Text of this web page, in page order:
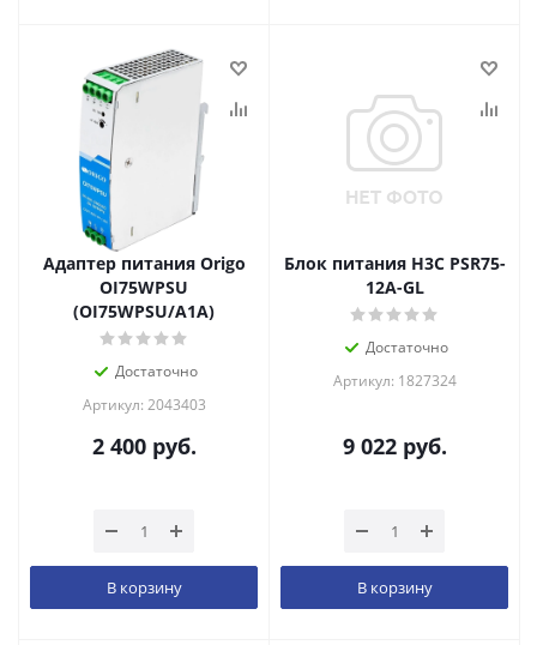
Адаптер питания Origo
OI75WPSU
(OI75WPSU/A1A)
Достаточно
Артикул: 2043403
2 400руб.
В корзину
Блок питания H3C PSR75-
12A-GL
Достаточно
Артикул: 1827324
9 022руб.
В корзину